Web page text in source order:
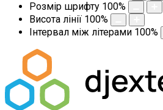
Розмір шрифту 100%
Висота лінії 100%
Інтервал між літерами 100%